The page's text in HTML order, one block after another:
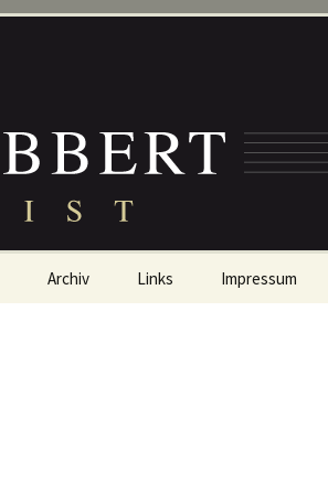
Archiv Links Impressum